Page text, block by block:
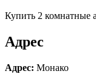
Купить 2 комнатные
Адрес
Адрес: Монако